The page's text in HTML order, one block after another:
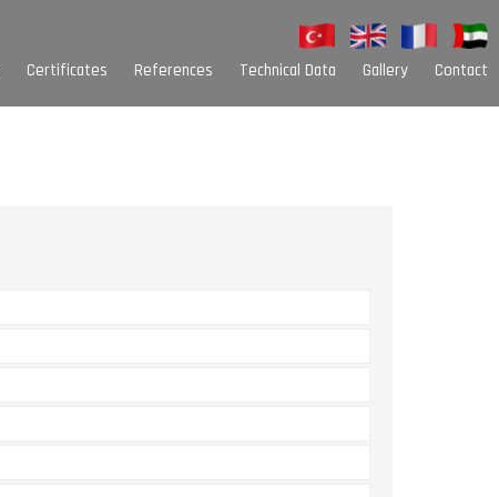
Certificates References
Technical Data
Sarim Kutuları
Gallery Contact